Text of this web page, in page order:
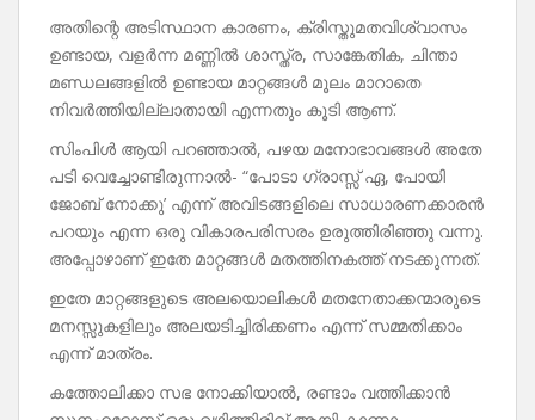
അതിന്റെ അടിസ്ഥാന കാരണം, ക്രിസ്തുമതവിശ്വാസം
ഉണ്ടായ, വളർന്ന മണ്ണിൽ ശാസ്ത്ര, സാങ്കേതിക, ചിന്താ
മണ്ഡലങ്ങളിൽ ഉണ്ടായ മാറ്റങ്ങൾ മൂലം മാറാതെ
നിവർത്തിയില്ലാതായി എന്നതും കൂടി ആണ്.
സിംപിൾ ആയി പറഞ്ഞാൽ, പഴയ മനോഭാവങ്ങൾ അതേ
പടി വെച്ചോണ്ടിരുന്നാൽ- “പോടാ ഗ്രാസ്സ് ഏ, പോയി
ജോബ് നോക്കു’ എന്ന് അവിടങ്ങളിലെ സാധാരണക്കാരൻ
പറയും എന്ന ഒരു വികാരപരിസരം ഉരുത്തിരിഞ്ഞു വന്നു.
അപ്പോഴാണ് ഇതേ മാറ്റങ്ങൾ മതത്തിനകത്ത് നടക്കുന്നത്.
ഇതേ മാറ്റങ്ങളുടെ അലയൊലികൾ മതനേതാക്കന്മാരുടെ
മനസ്സുകളിലും അലയടിച്ചിരിക്കണം എന്ന് സമ്മതിക്കാം
എന്ന് മാത്രം.
കത്തോലിക്കാ സഭ നോക്കിയാൽ, രണ്ടാം വത്തിക്കാൻ